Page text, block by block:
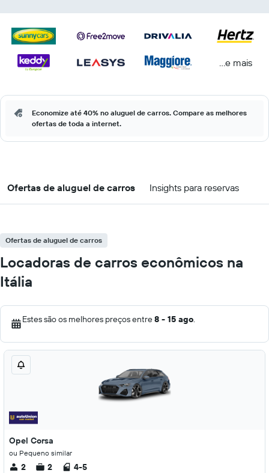
...e mais
Economize até 40% no aluguel de carros. Compare as melhores
ofertas de toda a internet.
Ofertas de aluguel de carros Insights para reservas
Ofertas de aluguel de carros
Locadoras de carros econômicos na
Itália
Estes são os melhores preços entre8 - 15 ago.
Opel Corsa
ou Pequeno similar
2 2 4-5